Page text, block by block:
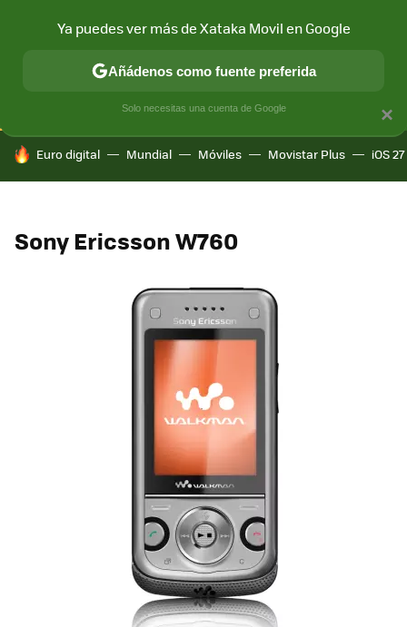
CONECTIVIDAD MÓVIL Y SOCIEDAD APLICACIONES
HOY SE HABLA DE
Euro digital Mundial Móviles Movistar Plus iOS 27
Sony Ericsson W760
×
Ya puedes ver más de Xataka Movil en Google
Añádenos como fuente preferida
Solo necesitas una cuenta de Google